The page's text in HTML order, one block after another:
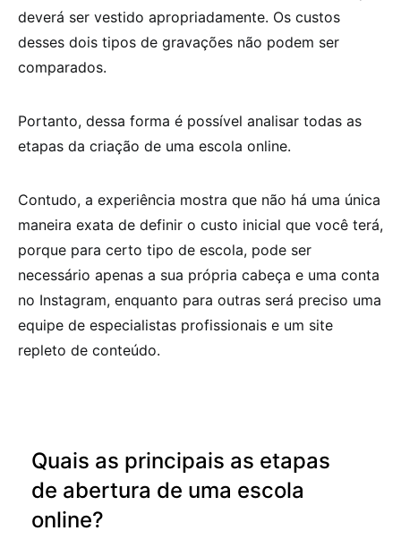
deverá ser vestido apropriadamente. Os custos
desses dois tipos de gravações não podem ser
comparados.
Portanto, dessa forma é possível analisar todas as
etapas da criação de uma escola online.
Contudo, a experiência mostra que não há uma única
maneira exata de definir o custo inicial que você terá,
porque para certo tipo de escola, pode ser
necessário apenas a sua própria cabeça e uma conta
no Instagram, enquanto para outras será preciso uma
equipe de especialistas profissionais e um site
repleto de conteúdo.
Quais as principais as etapas
de abertura de uma escola
online?